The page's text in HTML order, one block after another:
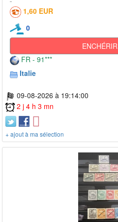
1,60 EUR
0
ENCHÉRIR
FR - 91***
Italie
09-08-2026 à 19:14:00
2 j 4 h 3 mn
+ ajout à ma sélection